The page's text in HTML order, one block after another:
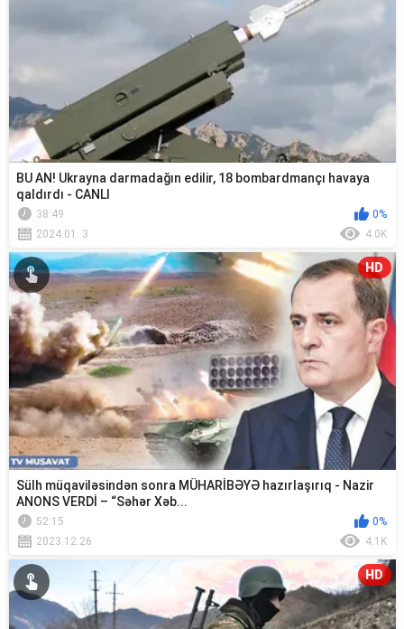
BU AN! Ukrayna darmadağın edilir, 18 bombardmançı havaya
qaldırdı - CANLI
38:49
0%
2024.01. 3
4.0K
HD
Sülh müqaviləsindən sonra MÜHARİBƏYƏ hazırlaşırıq - Nazir
ANONS VERDİ – “Səhər Xəb...
52:15
0%
2023.12.26
4.1K
HD